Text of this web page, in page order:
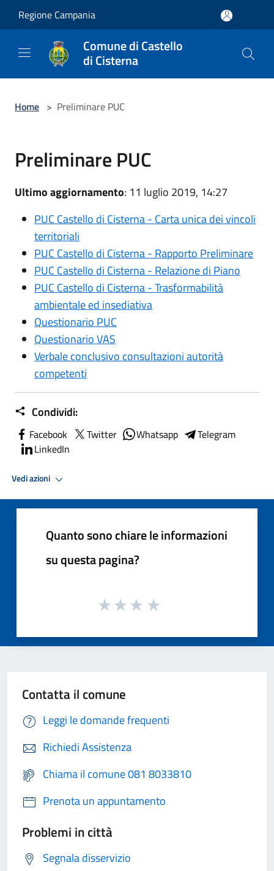
Regione Campania
Comune di Castello
di Cisterna
Home > Preliminare PUC
Preliminare PUC
Ultimo aggiornamento: 11 luglio 2019, 14:27
PUC Castello di Cisterna - Carta unica dei vincoli
territoriali
PUC Castello di Cisterna - Rapporto Preliminare
PUC Castello di Cisterna - Relazione di Piano
PUC Castello di Cisterna - Trasformabilità
ambientale ed insediativa
Questionario PUC
Questionario VAS
Verbale conclusivo consultazioni autorità
competenti
Condividi:
Facebook Twitter Whatsapp
Telegram
LinkedIn
Vedi azioni
Quanto sono chiare le informazioni
su questa pagina?
Contatta il comune
Leggi le domande frequenti
Richiedi Assistenza
Chiama il comune 081 8033810
Prenota un appuntamento
Problemi in città
Segnala disservizio